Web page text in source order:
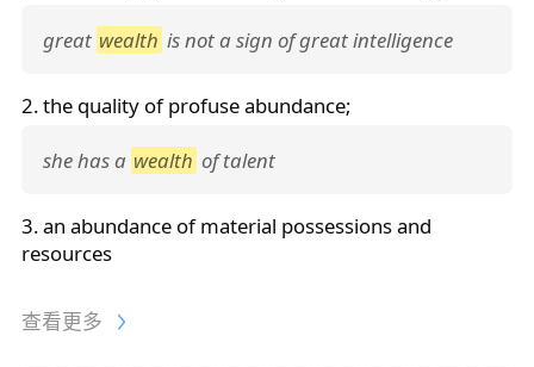
great wealth is not a sign of great intelligence
2. the quality of profuse abundance;
she has a wealth of talent
3. an abundance of material possessions and
resources
查看更多